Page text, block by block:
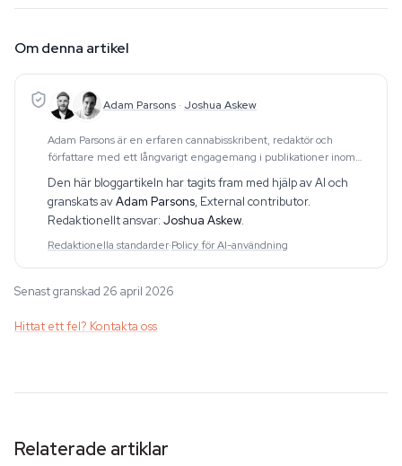
Om denna artikel
Adam Parsons · Joshua Askew
Adam Parsons är en erfaren cannabisskribent, redaktör och
författare med ett långvarigt engagemang i publikationer inom
området. Hans arbete omfattar CBD, psykedelika, etnobotanik och
relaterade ämnen. Han producerar dju
Den här bloggartikeln har tagits fram med hjälp av AI och
granskats avAdam Parsons, External contributor.
Redaktionellt ansvar: Joshua Askew.
Redaktionella standarder·Policy för AI-användning
Senast granskad 26 april 2026
Hittat ett fel? Kontakta oss
Relaterade artiklar